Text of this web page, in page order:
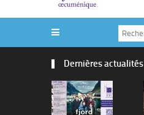
Dernières actualités